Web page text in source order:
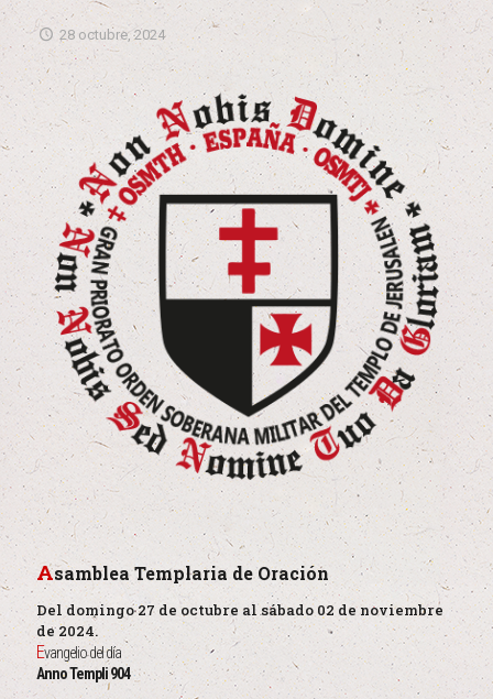
28 octubre, 2024
Asamblea Templaria de Oración
Del domingo 27 de octubre al sábado 02 de noviembre
de 2024.
Evangelio del día
Anno Templi 904